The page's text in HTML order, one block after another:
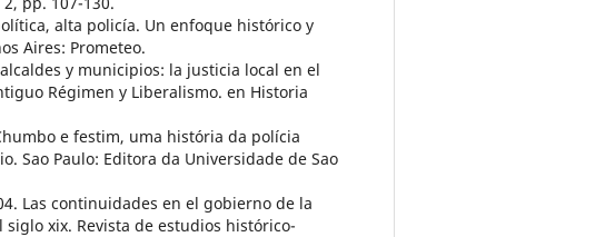
alta policía. Un enfoque histórico y
Aires: Prometeo.
y municipios: la justicia local en el
Régimen y Liberalismo. en Historia
e festim, uma história da polícia
Sao Paulo: Editora da Universidade de Sao
Las continuidades en el gobierno de la
xix. Revista de estudios histórico-